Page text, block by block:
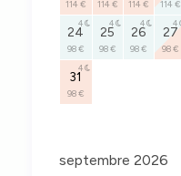
114 € 114 € 114 € 114 €
24
98 €
4
25
98 €
4
26
98 €
4
27
98 €
4
31
98 €
4
septembre 2026